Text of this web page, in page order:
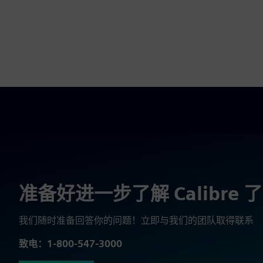
准备好进一步了解 Calibre
我们随时准备回答你的问题！立即与我们的团队取得联系
致电：1-800-547-3000